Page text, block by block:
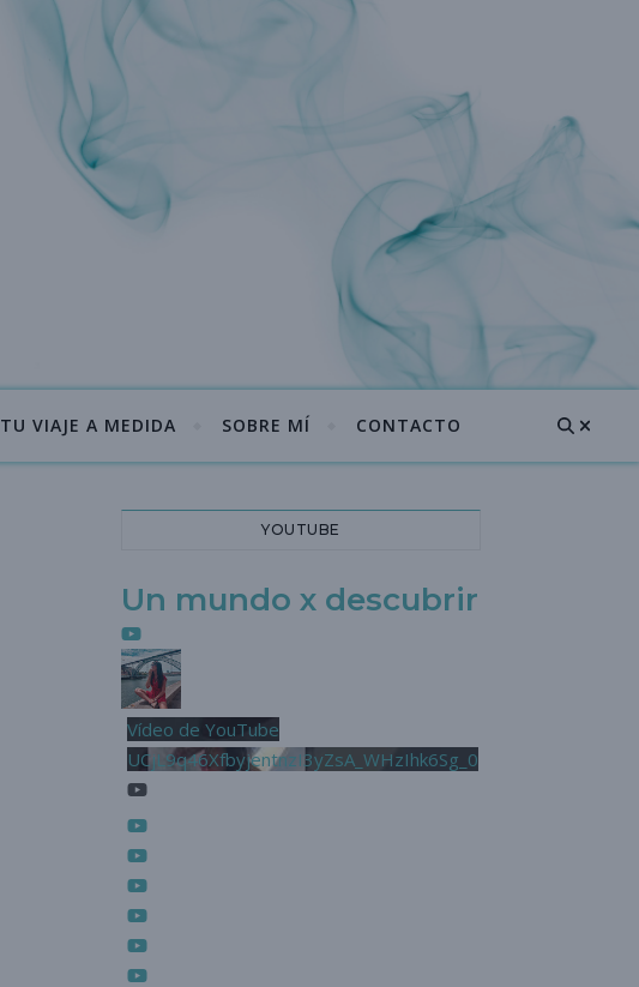
TU VIAJE A MEDIDA SOBRE MÍ CONTACTO
YOUTUBE
Un mundo x descubrir
Vídeo de YouTube
UCjL9q46XfbyjentnzI3yZsA_WHzIhk6Sg_0